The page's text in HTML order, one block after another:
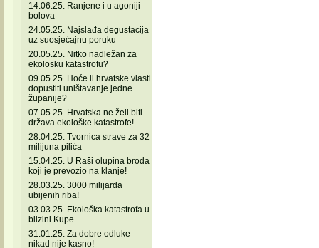
14.06.25. Ranjene i u agoniji
bolova
24.05.25. Najslađa degustacija
uz suosjećajnu poruku
20.05.25. Nitko nadležan za
ekolosku katastrofu?
09.05.25. Hoće li hrvatske vlasti
dopustiti uništavanje jedne
županije?
07.05.25. Hrvatska ne želi biti
država ekološke katastrofe!
28.04.25. Tvornica strave za 32
milijuna pilića
15.04.25. U Raši olupina broda
koji je prevozio na klanje!
28.03.25. 3000 milijarda
ubijenih riba!
03.03.25. Ekološka katastrofa u
blizini Kupe
31.01.25. Za dobre odluke
nikad nije kasno!